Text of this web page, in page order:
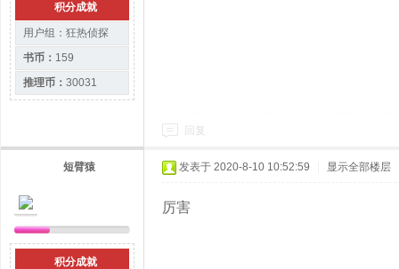
积分成就
用户组： 狂热侦探
书币： 159
推理币： 30031
回复
短臂猿
积分成就
发表于 2020-8-10 10:52:59 显示全部楼层
厉害